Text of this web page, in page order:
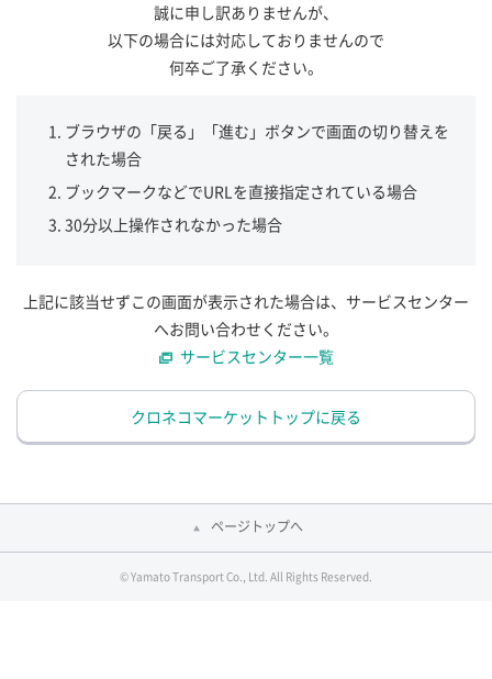
誠に申し訳ありませんが、
以下の場合には対応しておりませんので
何卒ご了承ください。
ブラウザの「戻る」「進む」ボタンで画面の切り替えを
された場合
ブックマークなどでURLを直接指定されている場合
30分以上操作されなかった場合
上記に該当せずこの画面が表示された場合は、サービスセンター
へお問い合わせください。
サービスセンター一覧
クロネコマーケットトップに戻る
ページトップへ
© Yamato Transport Co., Ltd. All Rights Reserved.